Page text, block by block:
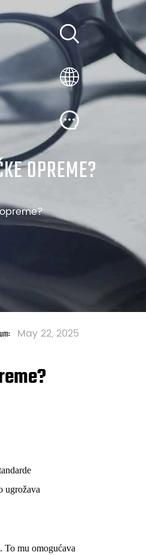
OPREME?
May 22, 2025
ugrožava
To mu omogućava